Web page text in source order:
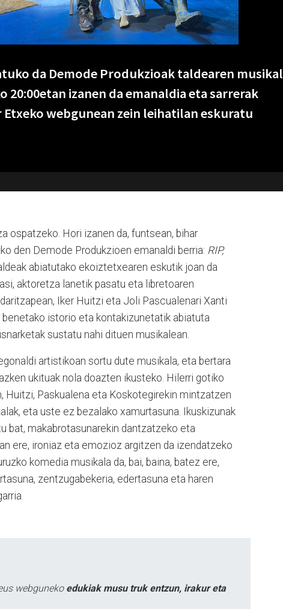
da Demode Produkzioak taldearen musikal
20:00etan izanen da emanaldia eta sarrerak
webgunean zein leihatilan eskuratu
ospatzeko. Hori izanen da, funtsean, bihar
den Demode Produkzioen emanaldi berria: RIP,
abiatutako ekoiztetxearen eskutik joan da
aktoretza lanetik pasatu eta libretoaren
Iker Huitzi eta Joli Pascualenari Xanti
istorio eta kontakizunetatik abiatuta
sustatu nahi dituen musikalean.
artistikoan sortu dute musikala, eta bertara
ukituak nola doazten ikusteko. Hilerri gotiko
Huitzi, Paskualena eta Koskotegirekin mintzatzen
eta uste ez bezalako xamurtasuna. Ikuskizunak
bat, makabrotasunarekin dantzatzeko eta
ere, ironiaz eta emozioz argitzen da izendatzeko
komedia musikala da, bai, baina, batez ere,
zentzugabekeria, edertasuna eta haren
webguneko edukiak musu truk entzun, irakur eta